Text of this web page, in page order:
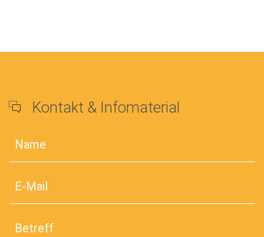
Kontakt & Infomaterial